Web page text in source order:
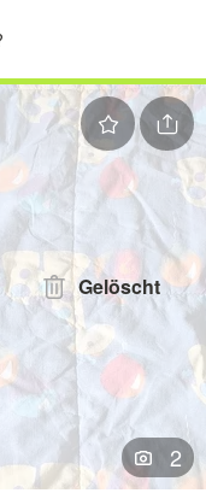
Gelöscht
2